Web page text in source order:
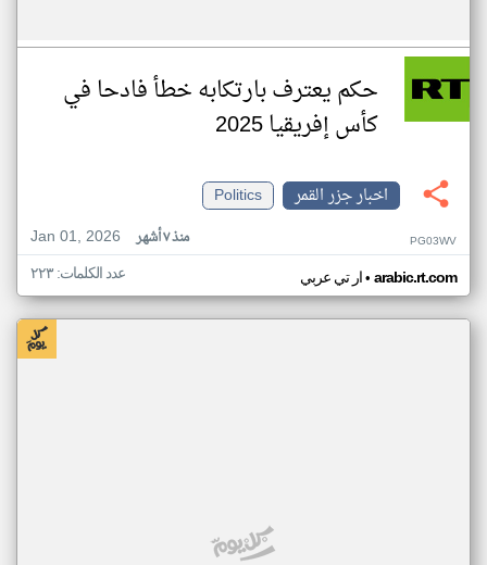
حكم يعترف بارتكابه خطأ فادحا في
كأس إفريقيا 2025
اخبار جزر القمر
Politics
Jan 01, 2026
منذ ٧ أشهر PG03WV
ار تي عربي• arabic.rt.com عدد الكلمات: ٢٢٣